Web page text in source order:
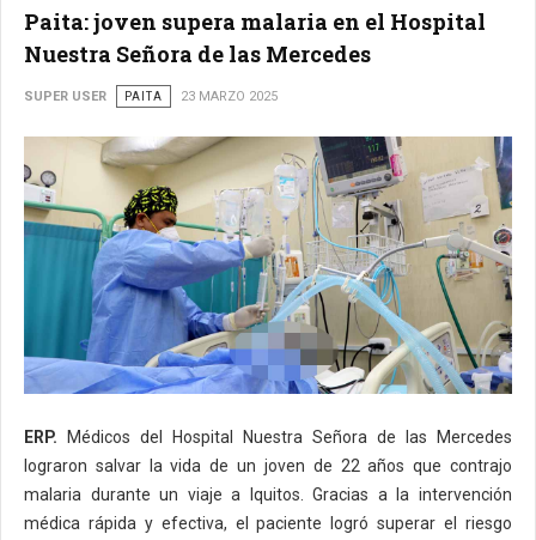
Paita: joven supera malaria en el Hospital
Nuestra Señora de las Mercedes
SUPER USER PAITA 23 MARZO 2025
ERP. Médicos del Hospital Nuestra Señora de las Mercedes
lograron salvar la vida de un joven de 22 años que contrajo
malaria durante un viaje a Iquitos. Gracias a la intervención
médica rápida y efectiva, el paciente logró superar el riesgo